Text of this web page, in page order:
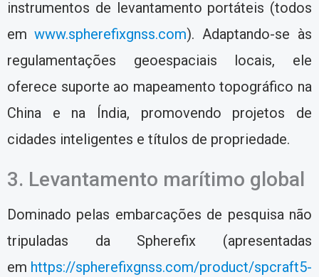
instrumentos de levantamento portáteis (todos
em www.spherefixgnss.com). Adaptando-se às
regulamentações geoespaciais locais, ele
oferece suporte ao mapeamento topográfico na
China e na Índia, promovendo projetos de
cidades inteligentes e títulos de propriedade.
3. Levantamento marítimo global
Dominado pelas embarcações de pesquisa não
tripuladas da Spherefix (apresentadas
em https://spherefixgnss.com/product/spcraft5-